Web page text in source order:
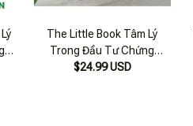
The Little Book Tâm Lý
Trong Đầu Tư Chứng
Khoán
$24.99 USD